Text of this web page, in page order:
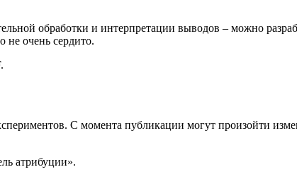
обработки и интерпретации выводов – можно
не очень сердито.
С момента публикации могут произойти
атрибуции».